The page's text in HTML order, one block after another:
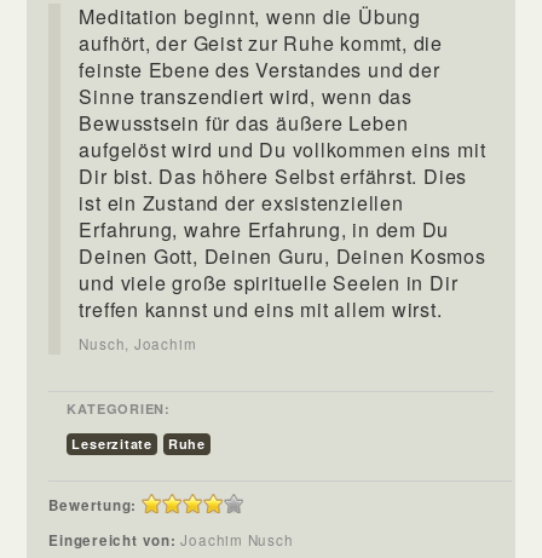
Meditation beginnt, wenn die Übung
aufhört, der Geist zur Ruhe kommt, die
feinste Ebene des Verstandes und der
Sinne transzendiert wird, wenn das
Bewusstsein für das äußere Leben
aufgelöst wird und Du vollkommen eins mit
Dir bist. Das höhere Selbst erfährst. Dies
ist ein Zustand der exsistenziellen
Erfahrung, wahre Erfahrung, in dem Du
Deinen Gott, Deinen Guru, Deinen Kosmos
und viele große spirituelle Seelen in Dir
treffen kannst und eins mit allem wirst.
Nusch, Joachim
KATEGORIEN:
Leserzitate
Ruhe
Bewertung:
Eingereicht von:Joachim Nusch